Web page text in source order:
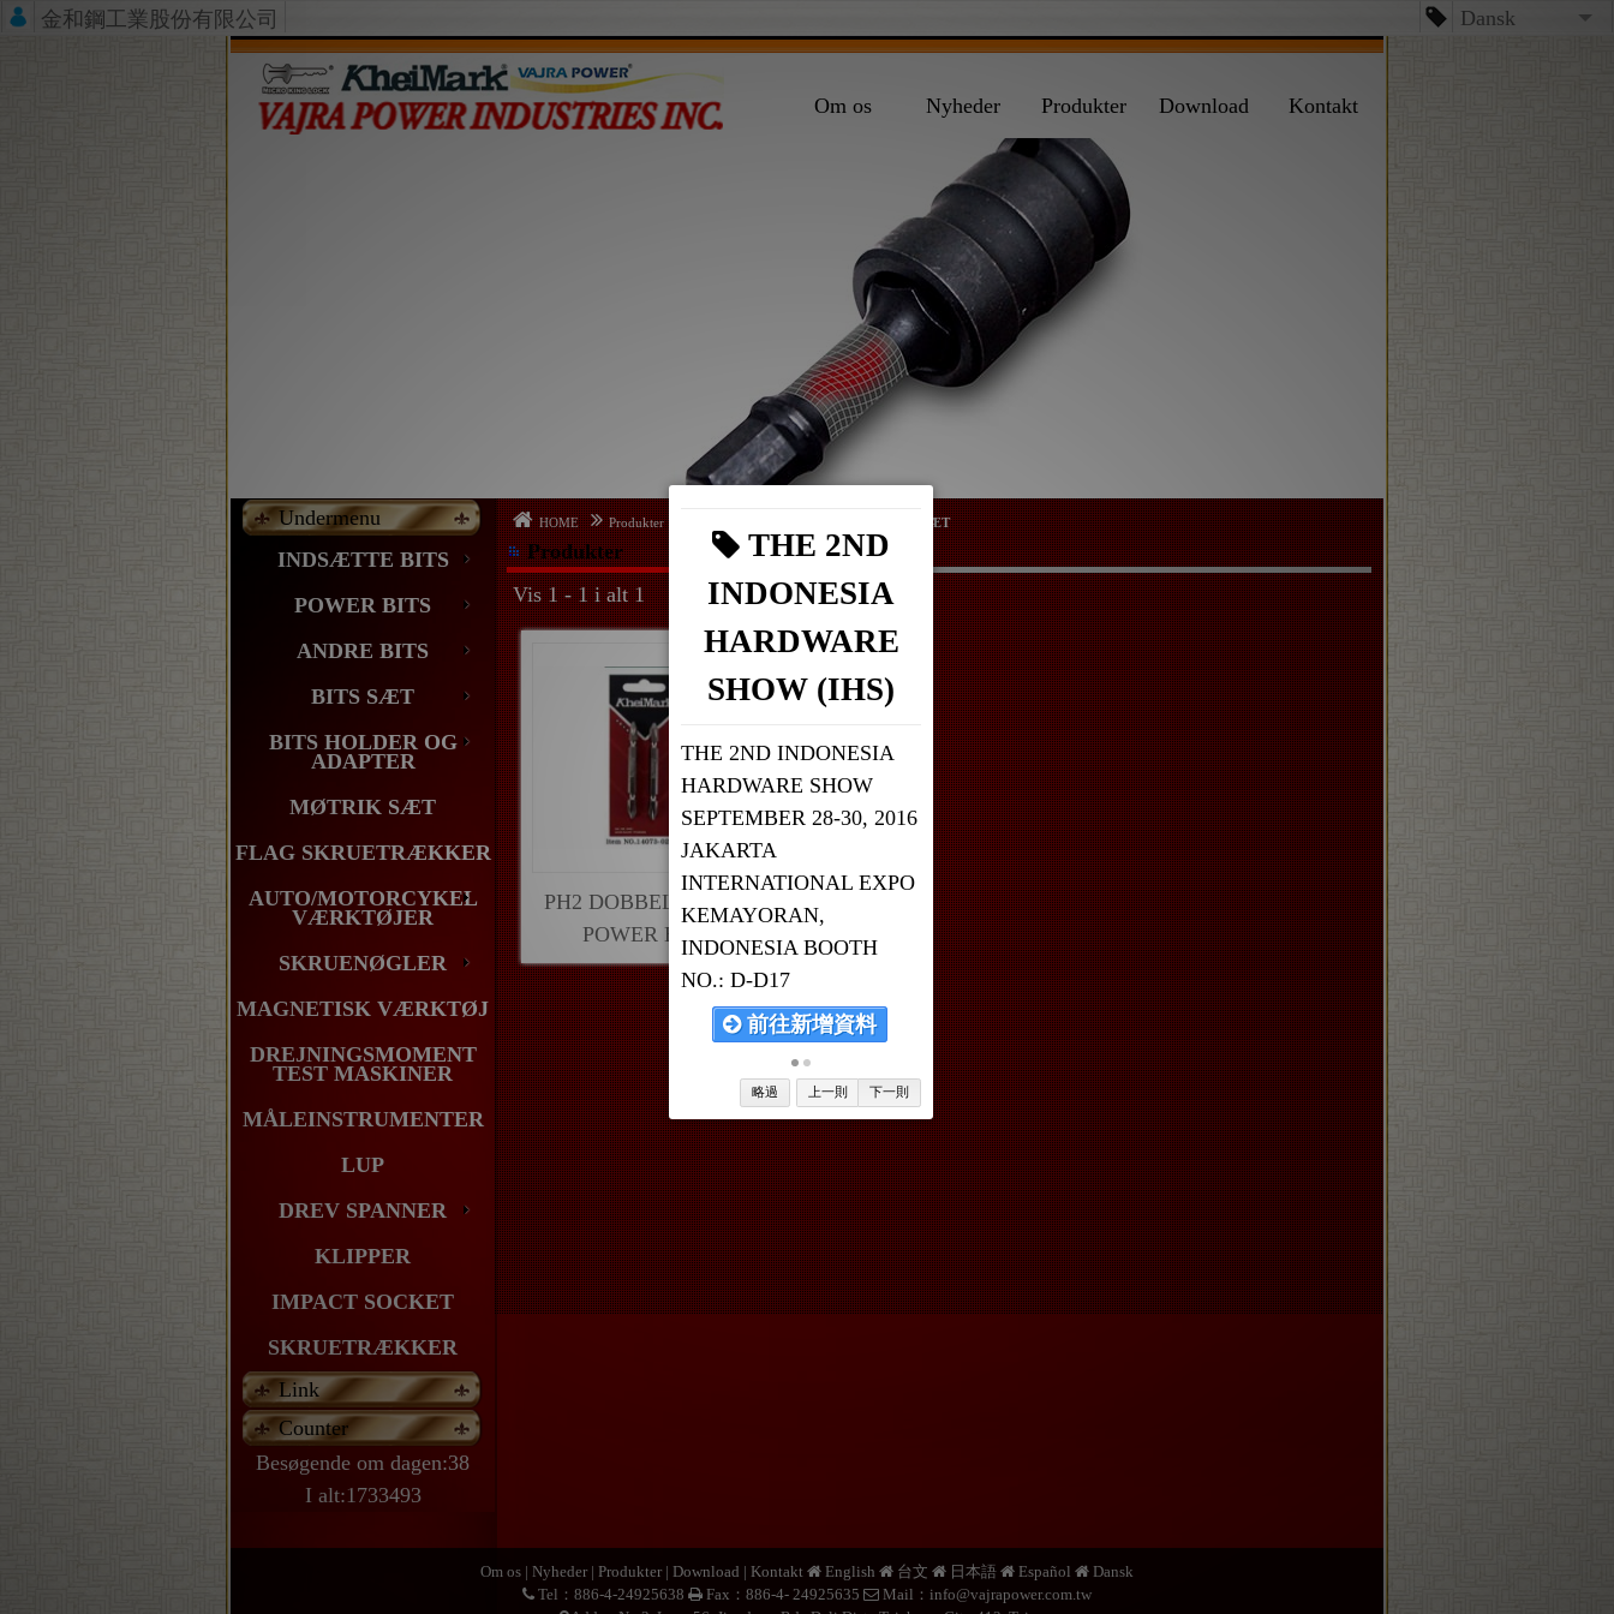
金和鋼工業股份有限公司
Dansk
Om os Nyheder Produkter Download Kontakt
Undermenu
INDSÆTTE BITS
POWER BITS
ANDRE BITS
BITS SÆT
BITS HOLDER OG
ADAPTER
MØTRIK SÆT
FLAG SKRUETRÆKKER
AUTO/MOTORCYKEL
VÆRKTØJER
SKRUENØGLER
MAGNETISK VÆRKTØJ
DREJNINGSMOMENT
TEST MASKINER
MÅLEINSTRUMENTER
LUP
DREV SPANNER
KLIPPER
IMPACT SOCKET
SKRUETRÆKKER
Link
Counter
Besøgende om dagen:38
I alt:1733493
HOME Produkter DOBBELT ENDE BITS SÆT
Produkter
Vis 1 - 1 i alt 1
PH2 DOBBELT ENDE
POWER BITS
Om os | Nyheder | Produkter | Download | Kontakt English 台文 日本語 Español
Dansk
Tel：886-4-24925638
Fax：886-4- 24925635 Mail： info@vajrapower.com.tw
THE 2ND
INDONESIA
HARDWARE
SHOW (IHS)
THE 2ND INDONESIA
HARDWARE SHOW
SEPTEMBER 28-30, 2016
JAKARTA
INTERNATIONAL EXPO
KEMAYORAN,
INDONESIA BOOTH
NO.: D-D17
前往新增資料
略過 上一則 下一則